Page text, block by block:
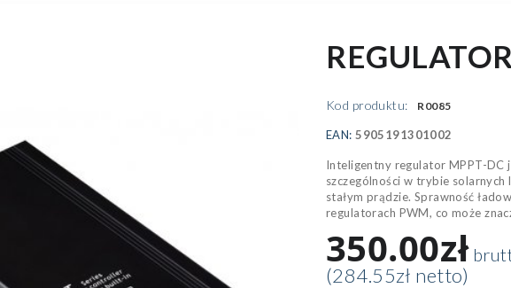
Kod produktu: R0085
EAN: 5905191301002
Inteligentny regulator MPPT-DC
szczególności w trybie solarnych
stałym prądzie. Sprawność
regulatorach PWM, co może
350.00zł
(284.55zł netto)